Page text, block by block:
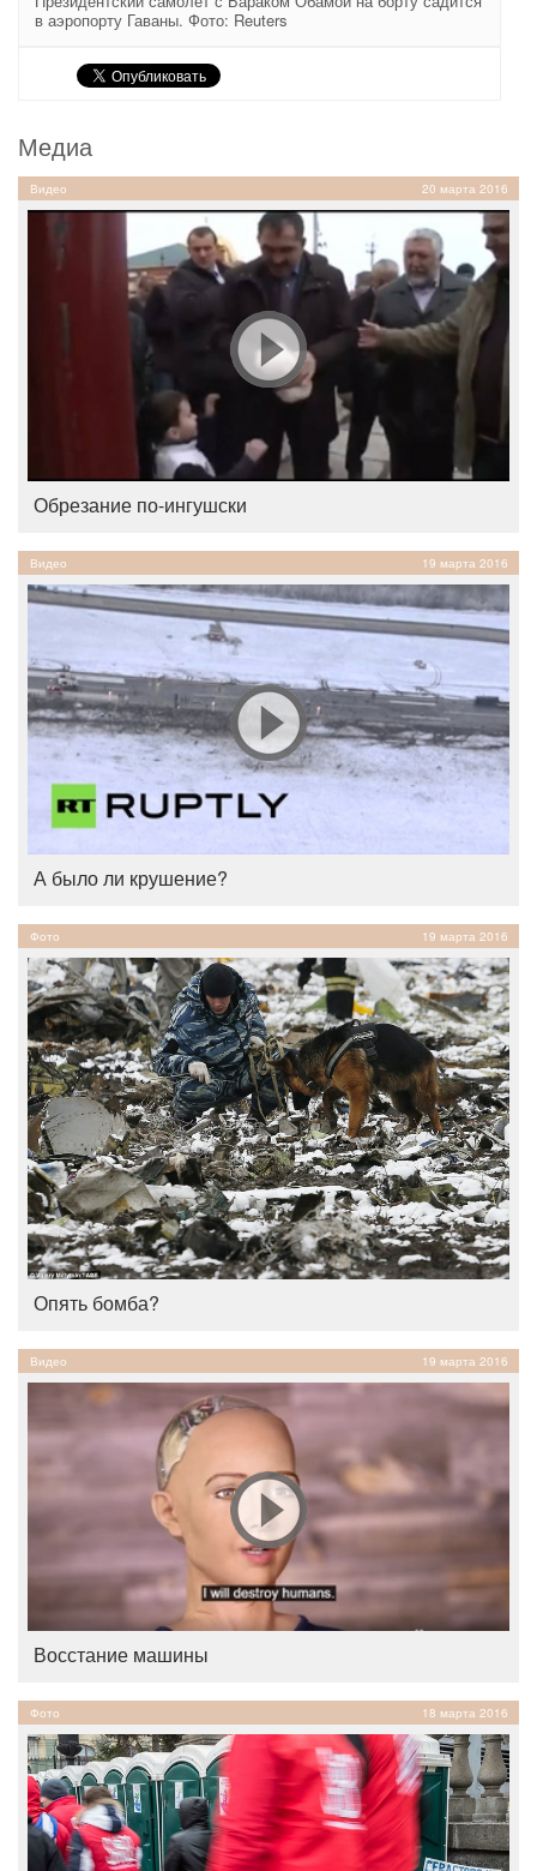
в аэропорту Гаваны. Фото: Reuters
Медиа
Видео 20 марта 2016
Обрезание по-ингушски
Видео 19 марта 2016
А было ли крушение?
Фото 19 марта 2016
Опять бомба?
Видео 19 марта 2016
Восстание машины
Фото 18 марта 2016